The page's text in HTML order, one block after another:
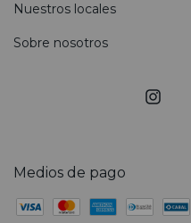
Nuestros locales
Sobre nosotros
Medios de pago